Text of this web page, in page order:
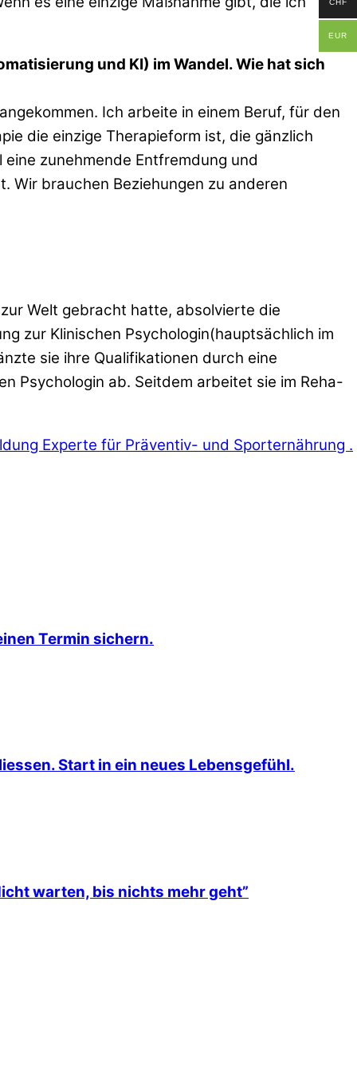
und KI) im Wandel. Wie hat sich
Ich arbeite in einem Beruf, für den
die einzige Therapieform ist, die gänzlich
zunehmende Entfremdung und
Wir brauchen Beziehungen zu anderen
Welt gebracht hatte, absolvierte die
zur Klinischen Psychologin(hauptsächlich im
sie ihre Qualifikationen durch eine
Psychologin ab. Seitdem arbeitet sie im Reha-
Experte für Präventiv- und Sporternährung .
Termin sichern.
Start in ein neues Lebensgefühl.
warten, bis nichts mehr geht”
CHF
EUR